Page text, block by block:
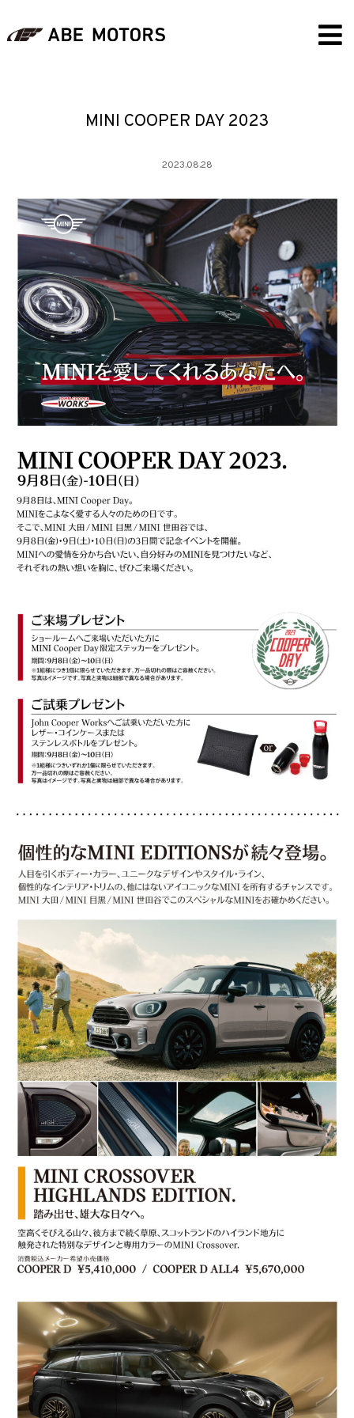
MINI COOPER DAY 2023
2023.08.28